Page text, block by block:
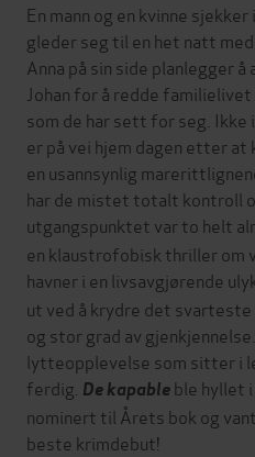
En mann og en kvinne
gleder seg til en het natt
Anna på sin side planlegger
Johan for å redde
som de har sett for seg.
er på vei hjem dagen etter
en usannsynlig
har de mistet totalt kontroll
utgangspunktet var to helt
en klaustrofobisk thriller om
havner i en livsavgjørende
ut ved å krydre det
og stor grad av
lytteopplevelse som sitter i
ferdig. De kapableble hyllet
nominert til Årets bok og
beste krimdebut!